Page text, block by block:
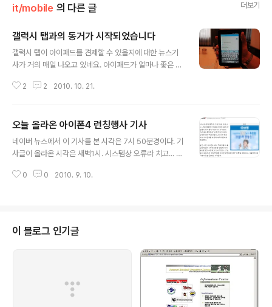
it/mobile 의 다른 글 더보기
갤럭시 탭과의 동거가 시작되었습니다
갤럭시 탭이 아이패드를 견제할 수 있을지에 대한 뉴스기
사가 거의 매일 나오고 있네요. 아이패드가 얼마나 좋은 것
접 써본 일이 없으면서 뭐라뭐라 하긴 좀 그렇네요. 경쟁제
플이라고는 생각지 말아주세요. 저도 대한민국 국민이고,
비싼 돈주고 사야되는 소비자의 한 사람일 뿐이고, 이 글 쓴
다고 저한테 이득이 있는 것도 아니고 말이죠. 제가 갤럭시
를 뻥튀기한 듯한 모습에 깜짝 놀랐지 뭡니까. 게다가 투박
2 2 2010. 10. 21.
오늘 올라온 아이폰4 런칭행사 기사
네이버 뉴스에서 이 기사를 본 시각은 7시 50분경이다. 기
사글이 올라온 시각은 새벽1시. 시스템상 오류라 치고... 아
고, KT에서 아이폰4를 개통해서 전달했다는 기사이다. 사
작성해둔 기사를 실수로 내보냈을 수도 있다. 그렇다면 기
사 내용만이라도 신뢰할 수 있게 작성해야하지 않을까? 제
목에는 버젓이 "아이폰4 써보니, 국내선 안테나 문제 無",
그러나 정작 기사 내용에는 "기지국 신호가 강한 곳에서는
줄로 착각하는가보다...
0 0 2010. 9. 10.
이 블로그 인기글